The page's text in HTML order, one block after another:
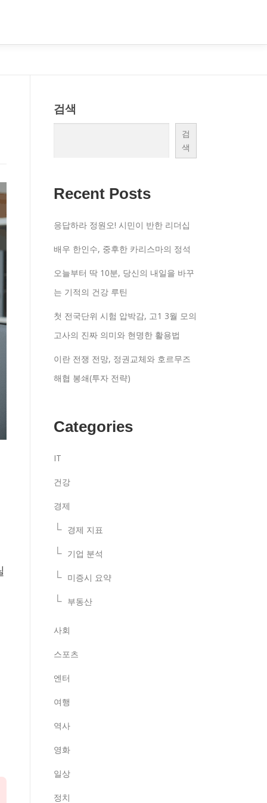
검색
검
색
Recent Posts
응답하라 정원오! 시민이 반한 리더십
배우 한인수, 중후한 카리스마의 정석
오늘부터 딱 10분, 당신의 내일을 바꾸
는 기적의 건강 루틴
첫 전국단위 시험 압박감, 고1 3월 모의
고사의 진짜 의미와 현명한 활용법
이란 전쟁 전망, 정권교체와 호르무즈
해협 봉쇄(투자 전략)
Categories
IT
건강
경제
경제 지표
기업 분석
미증시 요약
부동산
사회
스포츠
엔터
여행
역사
영화
일상
정치